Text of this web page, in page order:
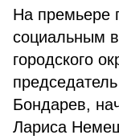
На премьере
социальным
городского
Бондарев,
Лариса